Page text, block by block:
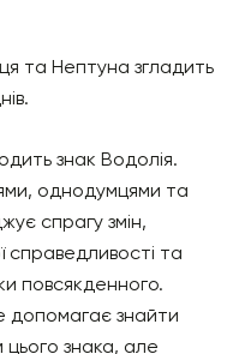
та Нептуна згладить
знак Водолія.
однодумцями та
спрагу змін,
справедливості та
повсякденного.
допомагає знайти
цього знака, але